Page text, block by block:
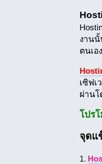
งานนั้
ตนเอ
เซิฟเ
ผ่านโ
โปร
จุดแ
1.